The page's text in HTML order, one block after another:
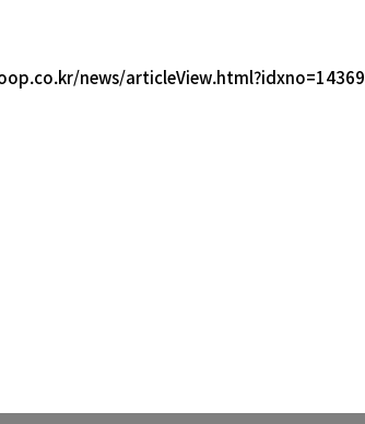
news/articleView.html?idxno=14369